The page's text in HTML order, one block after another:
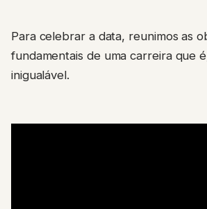
Para celebrar a data, reunimos as
fundamentais de uma carreira que
inigualável.